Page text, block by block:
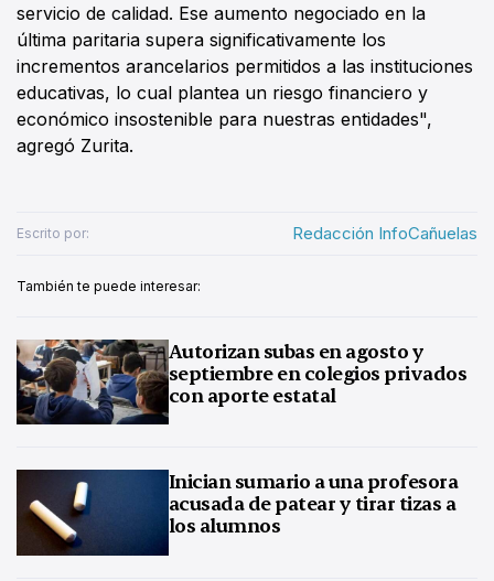
servicio de calidad. Ese aumento negociado en la
última paritaria supera significativamente los
incrementos arancelarios permitidos a las instituciones
educativas, lo cual plantea un riesgo financiero y
económico insostenible para nuestras entidades",
agregó Zurita.
Escrito por: Redacción InfoCañuelas
También te puede interesar:
Autorizan subas en agosto y
septiembre en colegios privados
con aporte estatal
Inician sumario a una profesora
acusada de patear y tirar tizas a
los alumnos